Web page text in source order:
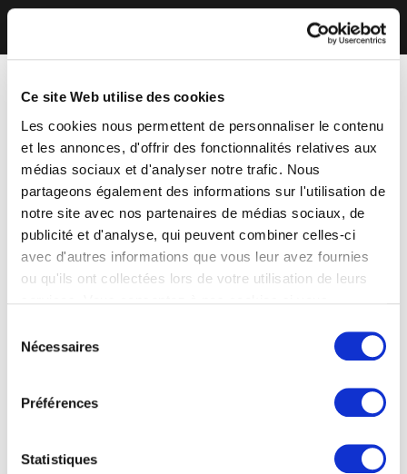
Ce site Web utilise des cookies
Les cookies nous permettent de personnaliser le contenu
et les annonces, d'offrir des fonctionnalités relatives aux
médias sociaux et d'analyser notre trafic. Nous
partageons également des informations sur l'utilisation de
notre site avec nos partenaires de médias sociaux, de
publicité et d'analyse, qui peuvent combiner celles-ci
avec d'autres informations que vous leur avez fournies
ou qu'ils ont collectées lors de votre utilisation de leurs
Nécessaires
Préférences
Statistiques